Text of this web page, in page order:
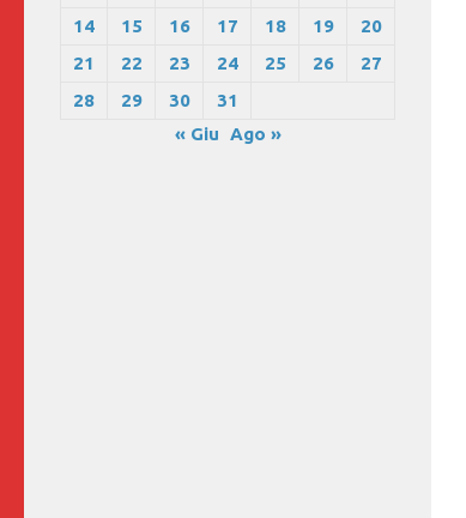
14
15 16 17 18 19
20
21
22 23 24 25 26
27
28
29 30
31
« Giu Ago »